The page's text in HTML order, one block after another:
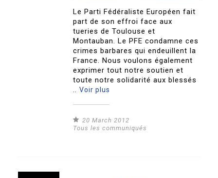
Le Parti Fédéraliste Européen fait
part de son effroi face aux
tueries de Toulouse et
Montauban. Le PFE condamne ces
crimes barbares qui endeuillent la
France. Nous voulons également
exprimer tout notre soutien et
toute notre solidarité aux blessés
..Voir plus
20 March 2012
Tous les communiqués